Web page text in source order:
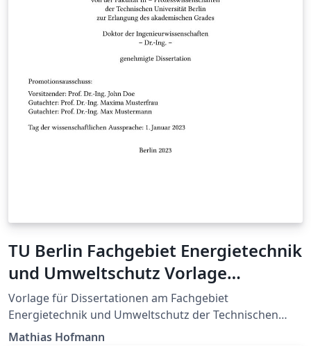
TU Berlin Fachgebiet Energietechnik
und Umweltschutz Vorlage
Dissertation
Vorlage für Dissertationen am Fachgebiet
Energietechnik und Umweltschutz der Technischen
Universität Berlin. Template to write your PhD thesis at
Mathias Hofmann